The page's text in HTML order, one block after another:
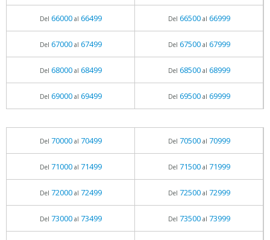
Del 66000al 66499 Del 66500al 66999
Del 67000al 67499 Del 67500al 67999
Del 68000al 68499 Del 68500al 68999
Del 69000al 69499 Del 69500al 69999
Del 70000al 70499 Del 70500al 70999
Del 71000al 71499 Del 71500al 71999
Del 72000al 72499 Del 72500al 72999
Del 73000al 73499 Del 73500al 73999